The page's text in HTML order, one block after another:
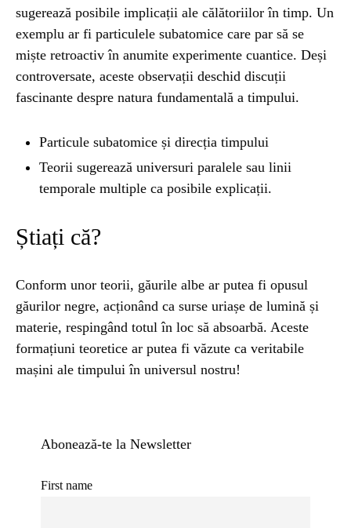
sugerează posibile implicații ale călătoriilor în timp. Un
exemplu ar fi particulele subatomice care par să se
miște retroactiv în anumite experimente cuantice. Deși
controversate, aceste observații deschid discuții
fascinante despre natura fundamentală a timpului.
Particule subatomice și direcția timpului
Teorii sugerează universuri paralele sau linii
temporale multiple ca posibile explicații.
Știați că?
Conform unor teorii, găurile albe ar putea fi opusul
găurilor negre, acționând ca surse uriașe de lumină și
materie, respingând totul în loc să absoarbă. Aceste
formațiuni teoretice ar putea fi văzute ca veritabile
mașini ale timpului în universul nostru!
Abonează-te la Newsletter
First name